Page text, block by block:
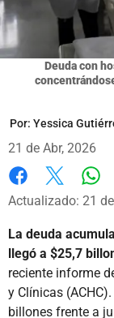
Deuda con
Por: Yessica
21 de Abr, 2026
Facebook
X
Actualizado: 21
La deuda
llegó a $25,7
reciente informe
y Clínicas
billones frente a